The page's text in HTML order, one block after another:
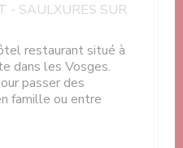
- SAULXURES SUR
restaurant situé à
dans les Vosges.
passer des
famille ou entre